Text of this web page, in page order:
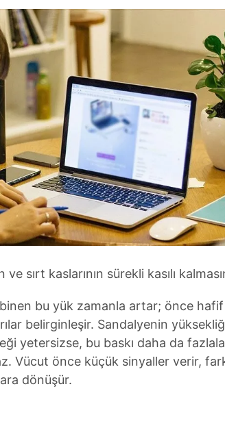
sırt kaslarının sürekli kasılı
bu yük zamanla artar; önce
belirginleşir. Sandalyenin
yetersizse, bu baskı daha da
Vücut önce küçük sinyaller verir,
dönüşür.